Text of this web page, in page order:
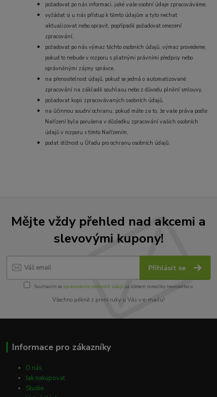
požadovat po nás informaci, jaké vaše osobní údaje zpracováváme,
vyžádat si u nás přístup k těmto údajům a tyto nechat
aktualizovat nebo opravit, popřípadě požadovat omezení
zpracování,
požadovat po nás výmaz těchto osobních údajů, výmaz provedeme,
pokud to nebude v rozporu s platnými právními předpisy nebo
oprávněnými zájmy správce,
na přenositelnost údajů, pokud se jedná o automatizované
zpracování na základě souhlasu nebo z důvodu plnění smlouvy,
požadovat kopii zpracovávaných osobních údajů,
na účinnou soudní ochranu, pokud máte za to, že vaše práva podle
Nařízení byla porušena v důsledku zpracování vašich osobních
údajů v rozporu s tímto Nařízením,
podat stížnost u Úřadu pro ochranu osobních údajů.
Mějte vždy přehled nad akcemi a
slevovými kupony!
Přihlásit se
Souhlasím se zpracováním osobních údajůza účelem rozesílky newsletteru.
Všechno pěkně z první ruky u Vás v e-mailu!
Informace pro zákazníky
O nás
Jak nakupovat
Studie